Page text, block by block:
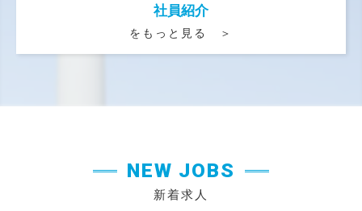
社員紹介
をもっと見る ＞
新着求人
NEW JOBS